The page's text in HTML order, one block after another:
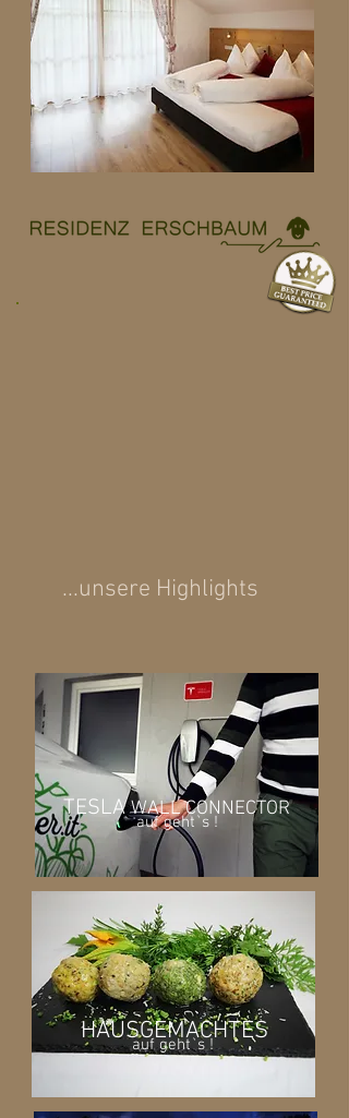
...unsere Highlights
TESLAWALL CONNECTOR
auf geht`s !
HAUSGEMACHTES
auf geht`s !